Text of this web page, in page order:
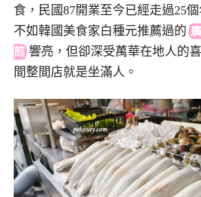
食，民國87開業至今已經走過25
不如韓國美食家白種元推薦過的
煎 響亮，但卻深受萬華在地人的
間整間店就是坐滿人。